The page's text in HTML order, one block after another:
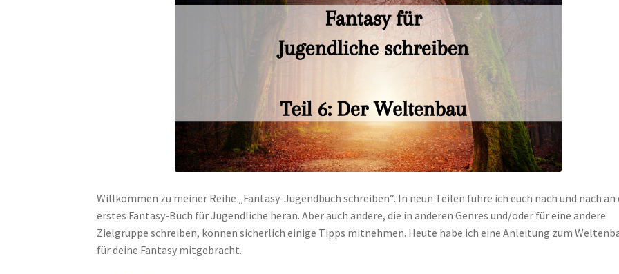
Willkommen zu meiner Reihe „Fantasy-Jugendbuch schreiben“. In neun Teilen führe ich euch nach und nach an
erstes Fantasy-Buch für Jugendliche heran. Aber auch andere, die in anderen Genres und/oder für eine andere
Zielgruppe schreiben, können sicherlich einige Tipps mitnehmen. Heute habe ich eine Anleitung zum
für deine Fantasy mitgebracht.